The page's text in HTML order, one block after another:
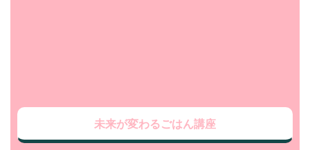
未来が変わるごはん講座